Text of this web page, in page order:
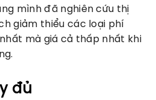
mình đã nghiên cứu thị
giảm thiểu các loại phí
mà giá cả thấp nhất khi
đủ